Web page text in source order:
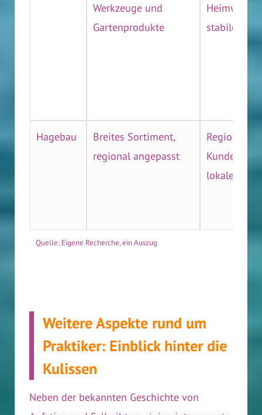
Werkzeuge und
Gartenprodukte
stabile
Hagebau
Breites Sortiment,
regional angepasst
Regionale
lokale
Quelle: Eigene Recherche, ein Auszug
Weitere Aspekte rund um
Praktiker: Einblick hinter die
Kulissen
Neben der bekannten Geschichte von